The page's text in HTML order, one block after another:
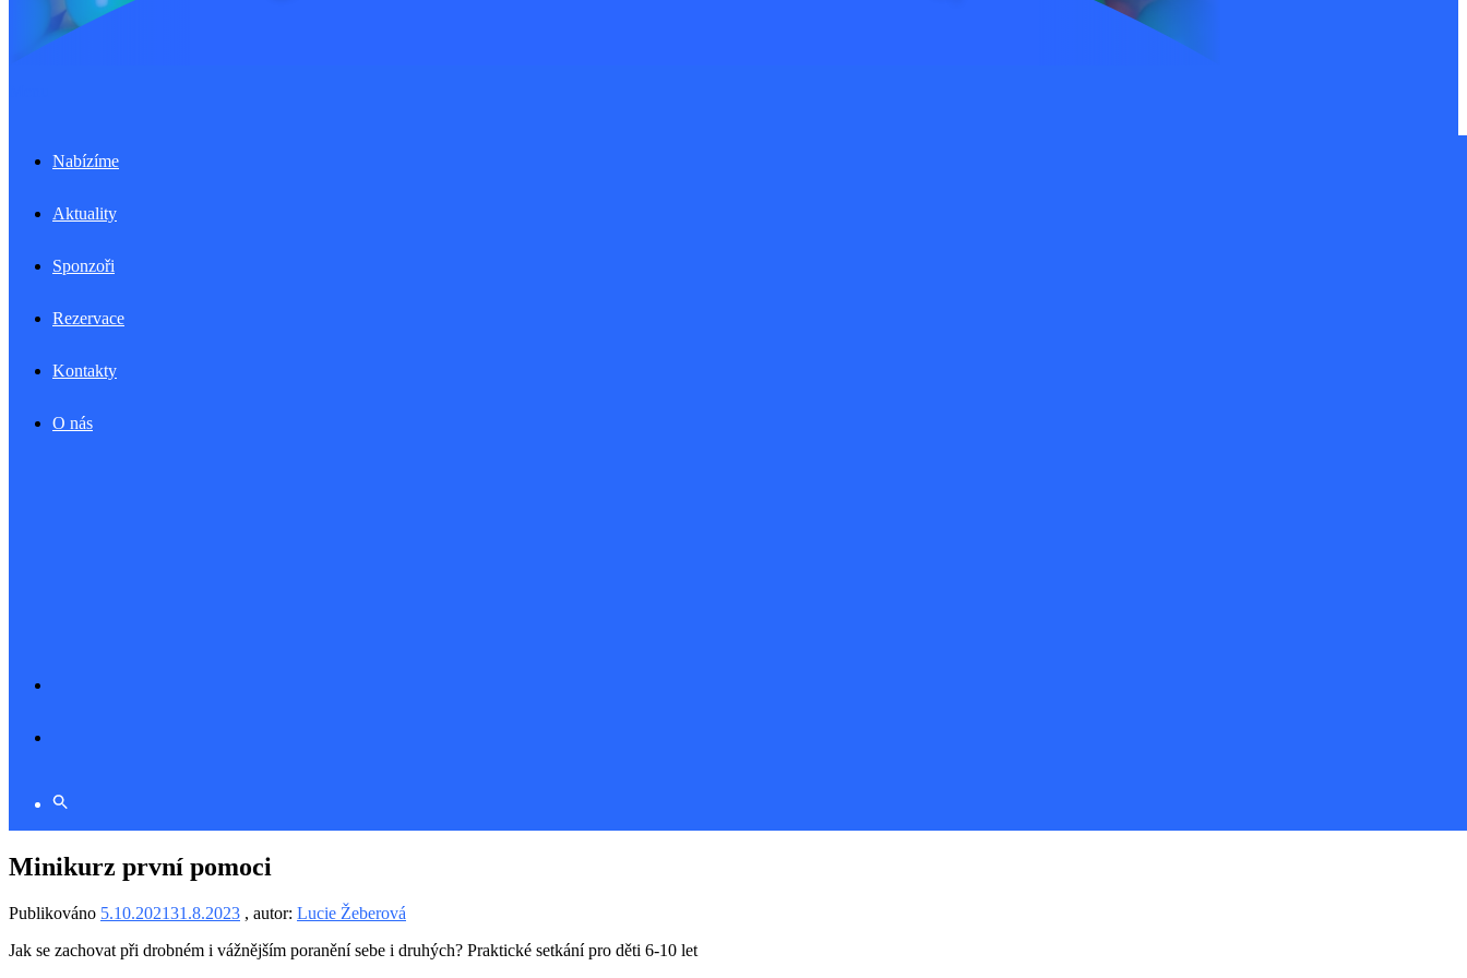
Nabízíme
Aktuality
Sponzoři
Rezervace
Kontakty
O nás
Minikurz první pomoci
Publikováno 5.10.202131.8.2023 , autor: Lucie Žeberová
Jak se zachovat při drobném i vážnějším poranění sebe i druhých? Praktické setkání pro děti 6-10 let